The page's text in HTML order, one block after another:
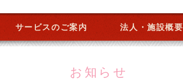
サービスのご案内 法人・施設概要
お知らせ